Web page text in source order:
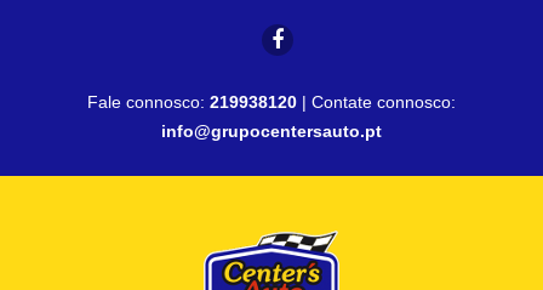
Fale connosco: 219938120 | Contate connosco:
info@grupocentersauto.pt